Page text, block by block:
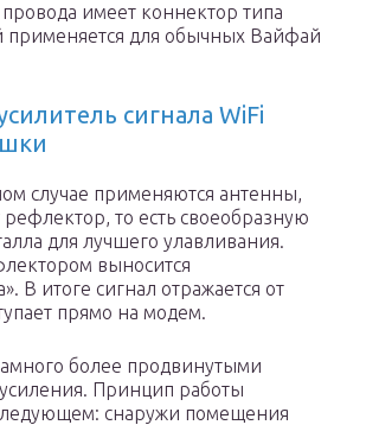
имеет коннектор типа
применяется для обычных Вайфай
сигнала WiFi
случае применяются антенны,
то есть своеобразную
для лучшего улавливания.
выносится
В итоге сигнал отражается от
прямо на модем.
более продвинутыми
Принцип работы
снаружи помещения